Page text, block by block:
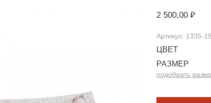
2 500,00 ₽
Артикул: 1335-
ЦВЕТ
РАЗМЕР
подобрать